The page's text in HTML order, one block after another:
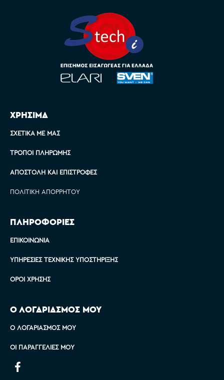
ΧΡΗΣΙΜΑ
ΣΧΕΤΙΚΆ ΜΕ ΜΑΣ
ΤΡΌΠΟΙ ΠΛΗΡΩΜΉΣ
ΑΠΟΣΤΟΛΉ ΚΑΙ ΕΠΙΣΤΡΟΦΈΣ
ΠΟΛΙΤΙΚΉ ΑΠΟΡΡΉΤΟΥ
ΠΛΗΡΟΦΟΡΙΕΣ
ΕΠΙΚΟΙΝΩΝΊΑ
ΥΠΗΡΕΣΊΕΣ ΤΕΧΝΙΚΉΣ ΥΠΟΣΤΉΡΙΞΗΣ
ΌΡΟΙ ΧΡΉΣΗΣ
Ο ΛΟΓΑΡΙΑΣΜΟΣ ΜΟΥ
Ο ΛΟΓΑΡΙΑΣΜΌΣ ΜΟΥ
ΟΙ ΠΑΡΑΓΓΕΛΊΕΣ ΜΟΥ